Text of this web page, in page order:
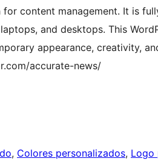
content management. It is
and desktops. This
appearance, creativity,
accurate-news/
, Colores personalizados, Logo